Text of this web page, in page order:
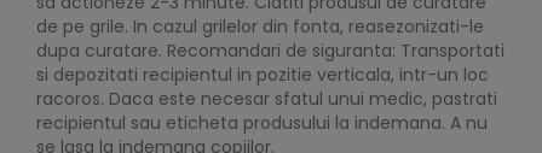
de pe grile. In cazul grilelor din fonta, reasezonizati-le
dupa curatare. Recomandari de siguranta: Transportati
si depozitati recipientul in pozitie verticala, intr-un loc
racoros. Daca este necesar sfatul unui medic, pastrati
recipientul sau eticheta produsului la indemana. A nu
se lasa la indemana copiilor.